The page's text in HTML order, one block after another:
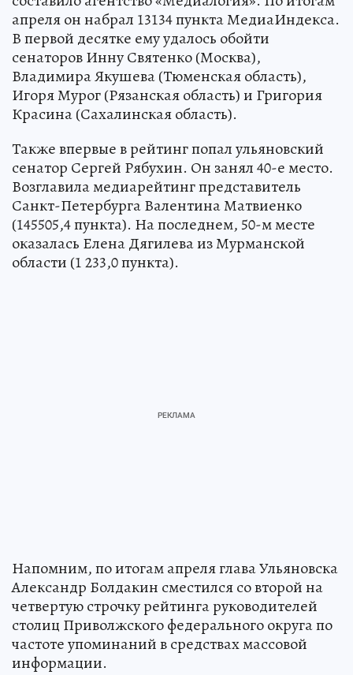
апреля он набрал 13134 пункта МедиаИндекса.
В первой десятке ему удалось обойти
сенаторов Инну Святенко (Москва),
Владимира Якушева (Тюменская область),
Игоря Мурог (Рязанская область) и Григория
Красина (Сахалинская область).
Также впервые в рейтинг попал ульяновский
сенатор Сергей Рябухин. Он занял 40-е место.
Возглавила медиарейтинг представитель
Санкт-Петербурга Валентина Матвиенко
(145505,4 пункта). На последнем, 50-м месте
оказалась Елена Дягилева из Мурманской
области (1 233,0 пункта).
Напомним, по итогам апреля глава Ульяновска
Александр Болдакин сместился со второй на
четвертую строчку рейтинга руководителей
столиц Приволжского федерального округа по
частоте упоминаний в средствах массовой
информации.